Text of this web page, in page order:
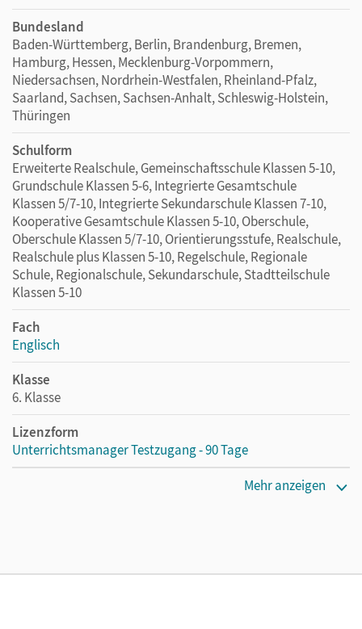
Bundesland
Baden-Württemberg, Berlin, Brandenburg, Bremen,
Hamburg, Hessen, Mecklenburg-Vorpommern,
Niedersachsen, Nordrhein-Westfalen, Rheinland-Pfalz,
Saarland, Sachsen, Sachsen-Anhalt, Schleswig-Holstein,
Thüringen
Schulform
Erweiterte Realschule, Gemeinschaftsschule Klassen 5-10,
Grundschule Klassen 5-6, Integrierte Gesamtschule
Klassen 5/7-10, Integrierte Sekundarschule Klassen 7-10,
Kooperative Gesamtschule Klassen 5-10, Oberschule,
Oberschule Klassen 5/7-10, Orientierungsstufe, Realschule,
Realschule plus Klassen 5-10, Regelschule, Regionale
Schule, Regionalschule, Sekundarschule, Stadtteilschule
Klassen 5-10
Fach
Englisch
Klasse
6. Klasse
Lizenzform
Unterrichtsmanager Testzugang - 90 Tage
Unterrichtsmanager 90 Tage lang zu testen.
Mehr anzeigen